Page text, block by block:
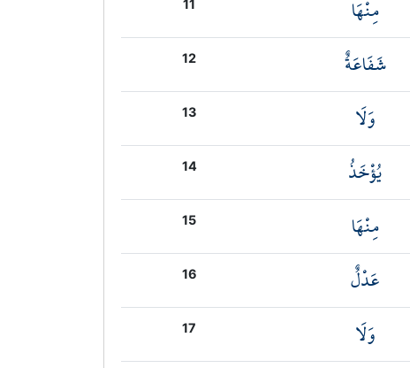
11 مِنْهَا
12 شَفَاعَةٌ
13 وَلَا
14 يُؤْخَذُ
15 مِنْهَا
16 عَدْلٌ
17 وَلَا